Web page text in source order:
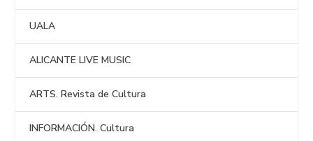
UALA
ALICANTE LIVE MUSIC
ARTS. Revista de Cultura
INFORMACIÓN. Cultura